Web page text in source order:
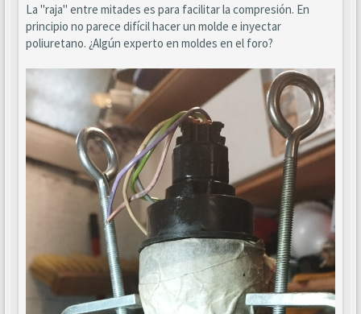
La "raja" entre mitades es para facilitar la compresión. En
principio no parece difícil hacer un molde e inyectar
poliuretano. ¿Algún experto en moldes en el foro?